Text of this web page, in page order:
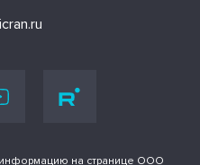
на странице ООО